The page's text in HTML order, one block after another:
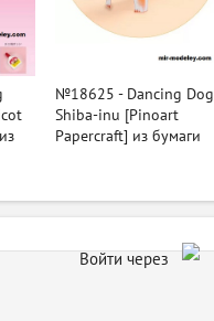
№18625 - Dancing Dog
Shiba-inu [Pinoart
Papercraft] из бумаги